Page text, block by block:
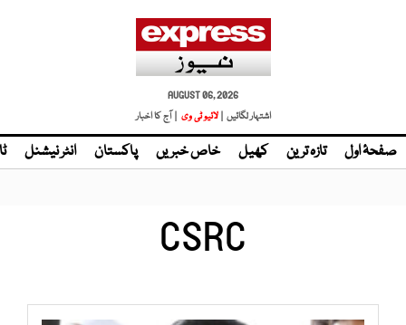
AUGUST 06, 2026
اشتہار لگائیں | لائیو ٹی وی | آج کا اخبار
صفحۂ اول تازہ ترین کھیل خاص خبریں پاکستان انٹر نیشنل
CSRC